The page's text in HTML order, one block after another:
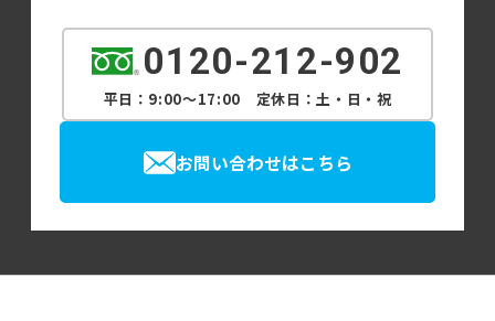
0120-212-902
平日：9:00～17:00 定休日：土・日・祝
お問い合わせはこちら